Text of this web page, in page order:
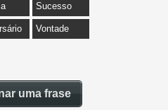
Sucesso
Vontade
uma frase